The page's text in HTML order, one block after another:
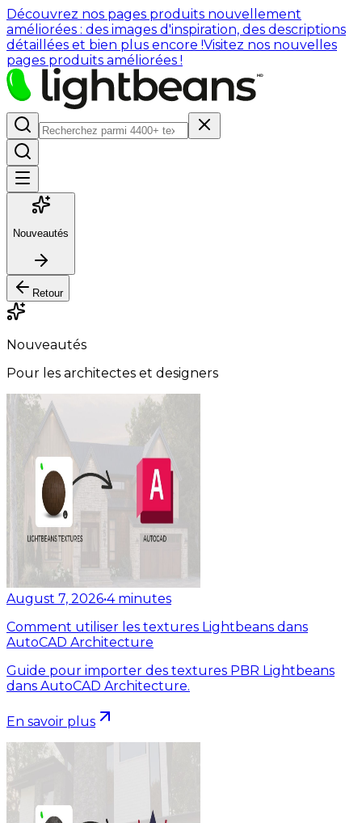
Découvrez nos pages produits nouvellement
améliorées : des images d'inspiration, des descriptions
détaillées et bien plus encore !Visitez nos nouvelles
pages produits améliorées !
Nouveautés
Retour
Nouveautés
Pour les architectes et designers
August 7, 2026•4 minutes
Comment utiliser les textures Lightbeans dans
AutoCAD Architecture
Guide pour importer des textures PBR Lightbeans
dans AutoCAD Architecture.
En savoir plus